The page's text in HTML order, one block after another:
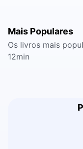
Mais Populares
Os livros mais
12min